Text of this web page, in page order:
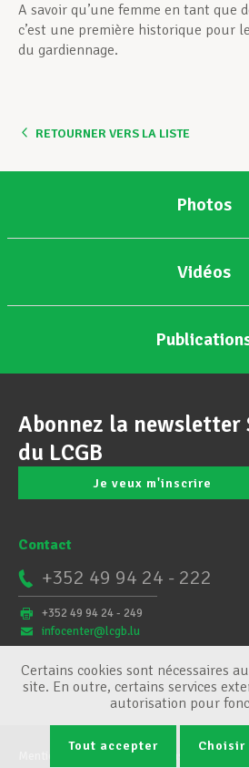
A savoir qu’une femme en tant que
c’est une première historique pour
du gardiennage.
RETOURNER VERS LA LISTE
Photos
Vidéos
Abonnez la
du LCGB
Je veux m'inscrire
Contact
+352 49 94 24 - 222
+352 49 94 24 - 249
infocenter@lcgb.lu
Conditions générales
Certains cookies sont nécessaires
site. En outre, certains services
autorisation pour
Tout accepter Choisir